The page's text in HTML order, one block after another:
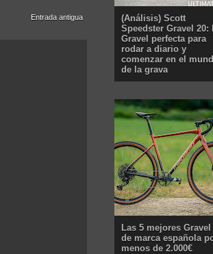
Entrada antigua
(Análisis) Scott
Speedster Gravel 20:
Gravel perfecta para
rodar a diario y
comenzar en el
de la grava
Las 5 mejores Gravel
de marca española
menos de 2.000€